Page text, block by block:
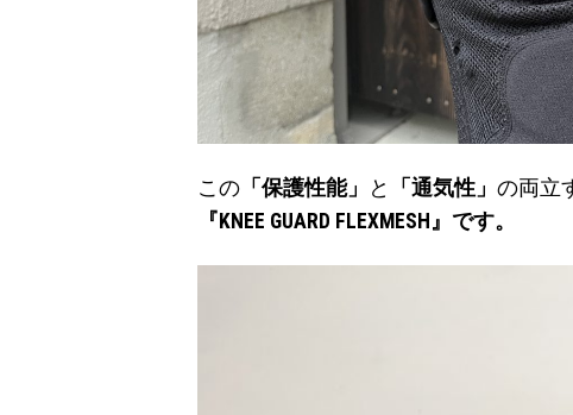
この 「保護性能」 と 「通気性」の両立
『KNEE GUARD FLEXMESH』です。